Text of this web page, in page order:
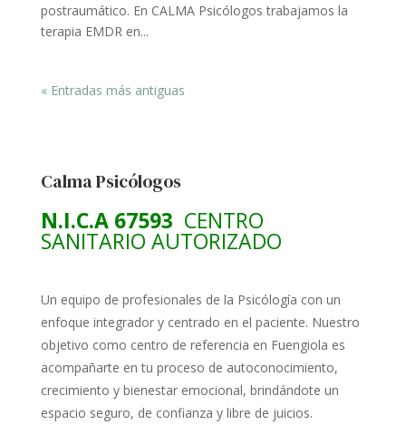
postraumático. En CALMA Psicólogos trabajamos la
terapia EMDR en...
« Entradas más antiguas
Calma Psicólogos
N.I.C.A 67593 CENTRO
SANITARIO AUTORIZADO
Un equipo de profesionales de la Psicólogía con un
enfoque integrador y centrado en el paciente. Nuestro
objetivo como centro de referencia en Fuengiola es
acompañarte en tu proceso de autoconocimiento,
crecimiento y bienestar emocional, brindándote un
espacio seguro, de confianza y libre de juicios.